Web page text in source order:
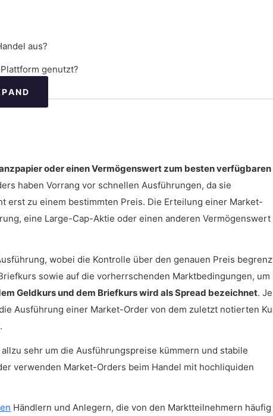
aus?
genutzt?
oder einen Vermögenswert zum besten verfügbaren
haben Vorrang vor schnellen Ausführungen, da sie
zu einem bestimmten Preis. Die Erteilung einer Market-
eine Large-Cap-Aktie oder einen anderen Vermögenswert
wobei die Kontrolle über den genauen Preis
sowie auf die vorherrschenden Marktbedingungen, um
Geldkurs und dem Briefkurs wird als Spread bezeichnet. Je
Ausführung einer Market-Order von dem zuletzt notierten
sehr um die Ausführungspreise kümmern und stabile
verwenden Market-Orders beim Handel mit hochliquiden
Händlern und Anlegern, die von den Marktteilnehmern häufig